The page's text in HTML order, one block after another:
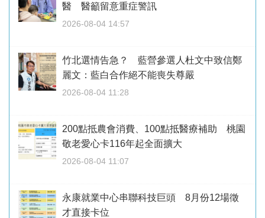
醫 醫籲留意重症警訊
2026-08-04 14:57
竹北選情告急？ 藍營參選人杜文中致信鄭
麗文：藍白合作絕不能喪失尊嚴
2026-08-04 11:28
200點抵農會消費、100點抵醫療補助 桃園
敬老愛心卡116年起全面擴大
2026-08-04 11:07
永康就業中心串聯科技巨頭 8月份12場徵
才直接卡位